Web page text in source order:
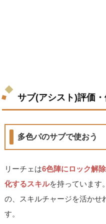
サブ(アシスト)評価
多色パのサブで使おう
リーチェは6色陣にロック解
化するスキルを持っています
の、スキルチャージを活かせ
す。